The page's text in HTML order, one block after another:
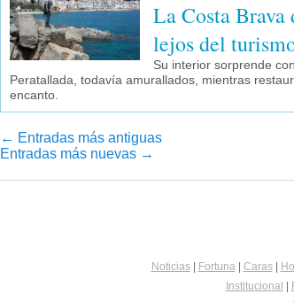
La Costa Brava
lejos del
Su interior sorprende
Peratallada, todavía amurallados, mientras
encanto.
Navegador de artículos
← Entradas más antiguas
Entradas más nuevas →
Noticias| Fortuna| Caras|
Institucional